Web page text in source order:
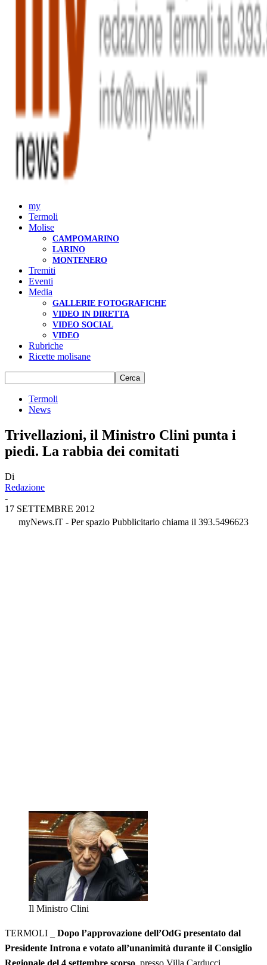
my
Termoli
Molise
CAMPOMARINO
LARINO
MONTENERO
Tremiti
Eventi
Media
GALLERIE FOTOGRAFICHE
VIDEO IN DIRETTA
VIDEO SOCIAL
VIDEO
Rubriche
Ricette molisane
Termoli
News
Trivellazioni, il Ministro Clini punta i
piedi. La rabbia dei comitati
Di
Redazione
-
17 SETTEMBRE 2012
myNews.iT - Per spazio Pubblicitario chiama il 393.5496623
Il Ministro Clini
TERMOLI _ Dopo l’approvazione dell’OdG presentato dal
Presidente Introna e votato all’unanimità durante il Consiglio
Regionale del 4 settembre scorso , presso Villa Carducci